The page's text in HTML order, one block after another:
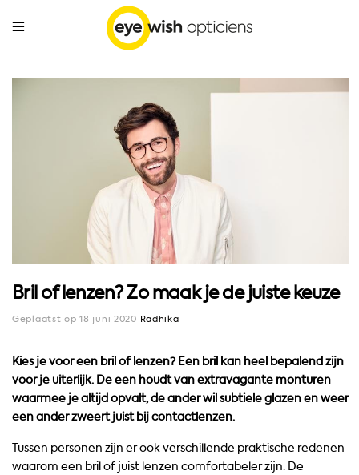
Bril of lenzen? Zo maak je de juiste keuze
Geplaatst op 18 juni 2020 Radhika
Kies je voor een bril of lenzen? Een bril kan heel bepalend zijn
voor je uiterlijk. De een houdt van extravagante monturen
waarmee je altijd opvalt, de ander wil subtiele glazen en weer
een ander zweert juist bij contactlenzen.
Tussen personen zijn er ook verschillende praktische redenen
waarom een bril of juist lenzen comfortabeler zijn. De